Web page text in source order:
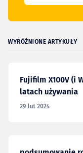
WYRÓŻNIONE ARTYKUŁY
Fujifilm X100V (i
latach używania
29 lut 2024